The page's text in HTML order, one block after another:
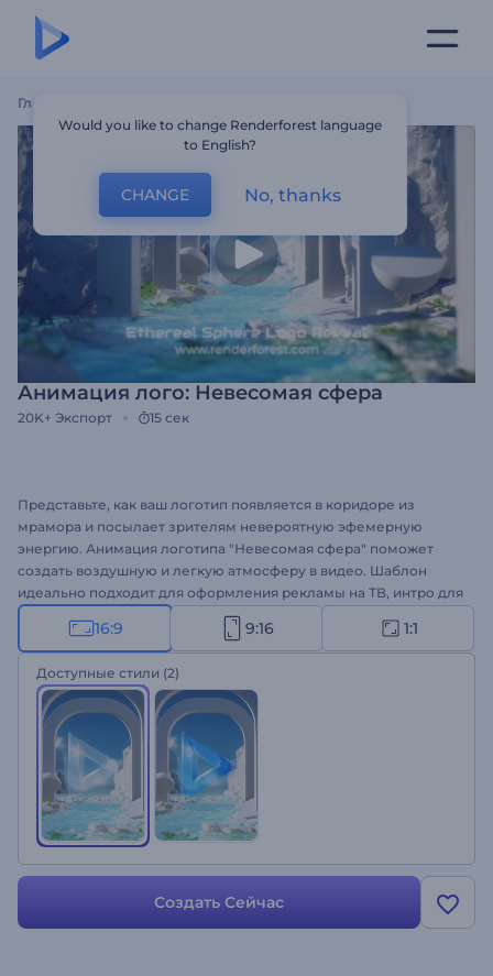
Главная
Анимация лого: Невесомая сфера
20K+ Экспорт 15 сек
Представьте, как ваш логотип появляется в коридоре из
мрамора и посылает зрителям невероятную эфемерную
энергию. Анимация логотипа "Невесомая сфера" поможет
создать воздушную и легкую атмосферу в видео. Шаблон
идеально подходит для оформления рекламы на ТВ, интро для
YouTube-каналов, промо продукта и многого другого.
Загрузите свой логотип и создайте профессиональную
анимацию за пару минут!
16:9 9:16 1:1
Доступные стили (2)
Создать Сейчас
Would you like to change Renderforest language
to English?
CHANGE No, thanks